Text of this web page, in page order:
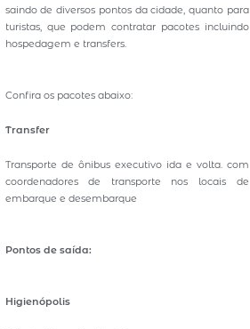
saindo de diversos pontos da cidade, quanto para
turistas, que podem contratar pacotes incluindo
hospedagem e transfers.
Confira os pacotes abaixo:
Transfer
Transporte de ônibus executivo ida e volta. com
coordenadores de transporte nos locais de
embarque e desembarque
Pontos de saída:
Higienópolis